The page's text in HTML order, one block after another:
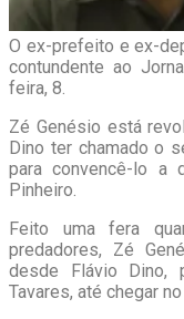
O ex-prefeito e ex-
contundente ao
feira, 8.
Zé Genésio está
Dino ter chamado o
para convencê-lo a
Pinheiro.
Feito uma fera
predadores, Zé
desde Flávio Dino,
Tavares, até chegar